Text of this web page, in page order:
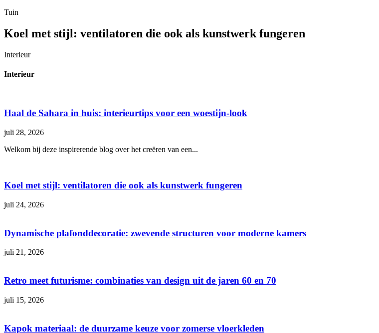
Tuin
Koel met stijl: ventilatoren die ook als kunstwerk fungeren
Interieur
Interieur
Haal de Sahara in huis: interieurtips voor een woestijn-look
juli 28, 2026
Welkom bij deze inspirerende blog over het creëren van een...
Koel met stijl: ventilatoren die ook als kunstwerk fungeren
juli 24, 2026
Dynamische plafonddecoratie: zwevende structuren voor moderne kamers
juli 21, 2026
Retro meet futurisme: combinaties van design uit de jaren 60 en 70
juli 15, 2026
Kapok materiaal: de duurzame keuze voor zomerse vloerkleden